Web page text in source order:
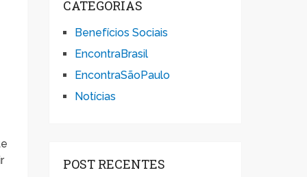
CATEGORIAS
Benefícios Sociais
EncontraBrasil
EncontraSãoPaulo
Notícias
POST RECENTES